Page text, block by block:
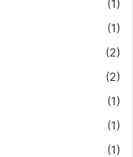
(1)
(1)
(2)
(2)
(1)
(1)
(1)